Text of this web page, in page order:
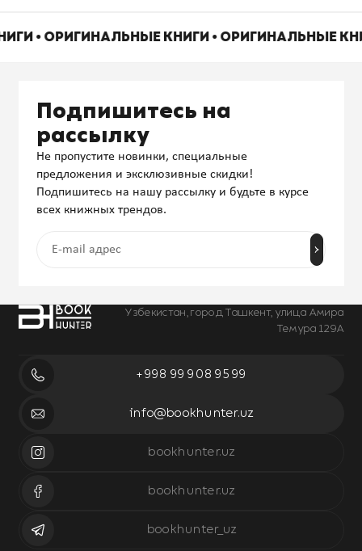
• ОРИГИНАЛЬНЫЕ КНИГИ • ОРИГИНАЛЬНЫЕ
Узбекистан, город Ташкент, улица Амира
Темура 129А
+998 99 908 95 99
info@bookhunter.uz
bookhunter.uz
bookhunter.uz
bookhunter_uz
Подпишитесь на
рассылку
Не пропустите новинки, специальные
предложения и эксклюзивные скидки!
Подпишитесь на нашу рассылку и будьте в курсе
всех книжных трендов.